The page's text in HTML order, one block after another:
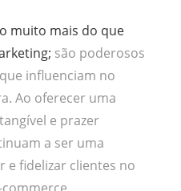
muito mais do que
são poderosos
influenciam no
Ao oferecer uma
e prazer
a ser uma
e fidelizar clientes no